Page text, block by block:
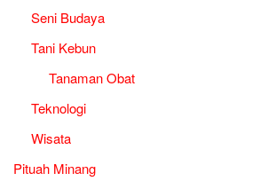
Seni Budaya
Tani Kebun
Tanaman Obat
Teknologi
Wisata
Pituah Minang